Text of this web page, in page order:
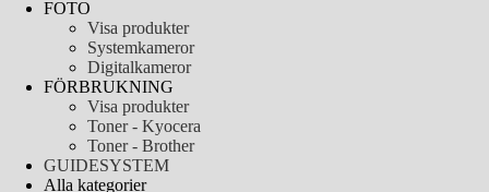
FOTO
Visa produkter
Systemkameror
Digitalkameror
FÖRBRUKNING
Visa produkter
Toner - Kyocera
Toner - Brother
GUIDESYSTEM
Alla kategorier